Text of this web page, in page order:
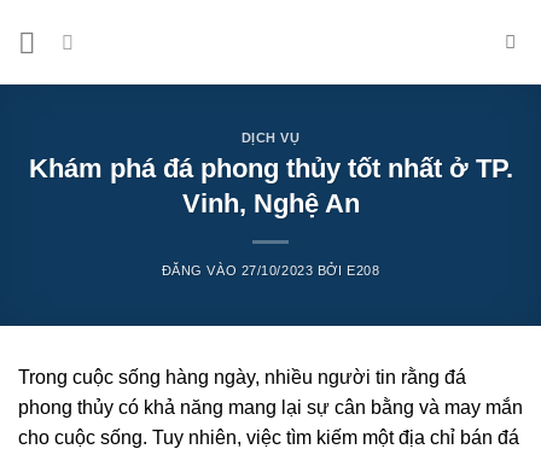
DỊCH VỤ
Khám phá đá phong thủy tốt nhất ở TP.
Vinh, Nghệ An
ĐĂNG VÀO 27/10/2023 BỞI E208
Trong cuộc sống hàng ngày, nhiều người tin rằng đá
phong thủy có khả năng mang lại sự cân bằng và may mắn
cho cuộc sống. Tuy nhiên, việc tìm kiếm một địa chỉ bán đá